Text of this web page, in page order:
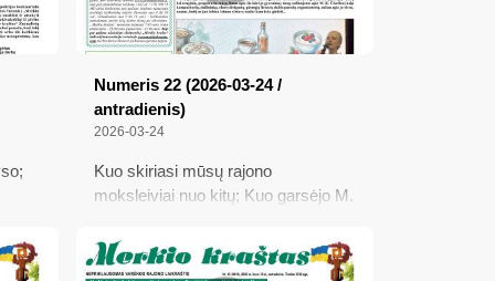
Numeris 22 (2026-03-24 /
antradienis)
2026-03-24
Kuo skiriasi mūsų rajono
moksleiviai nuo kitų; Kuo garsėjo M.
Rusifikacijos simbolį saugos
valstybė?; Kultūros ministrė: